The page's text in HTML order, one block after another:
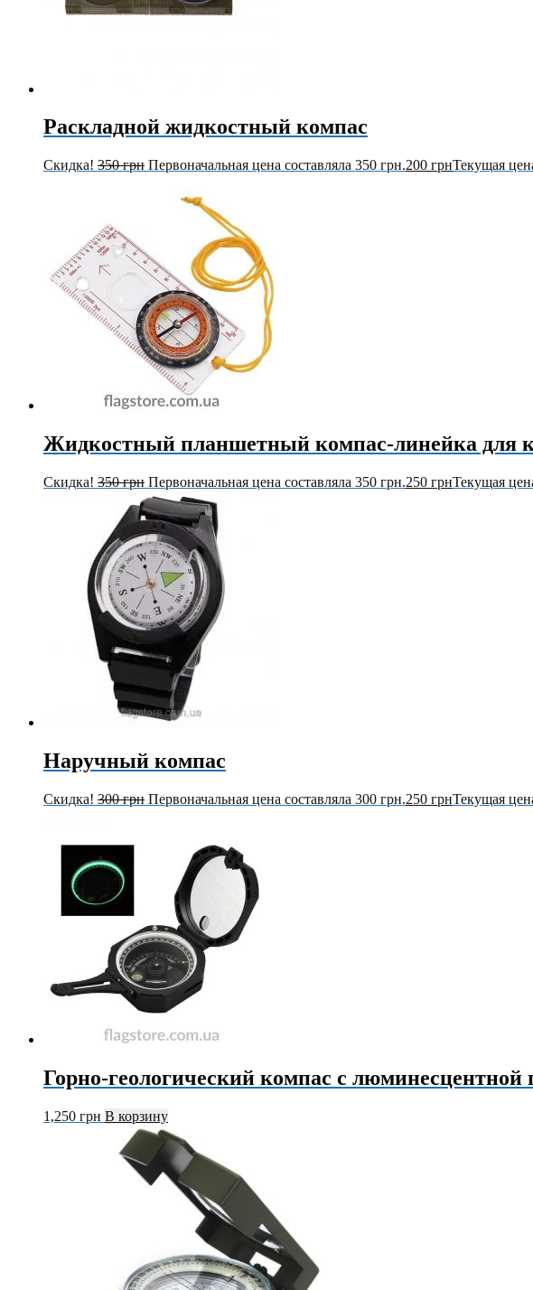
Раскладной жидкостный компас
Скидка! 350грн Первоначальная цена составляла 350 грн.200 грнТекущая
Жидкостный планшетный компас-линейка для
Скидка! 350грн Первоначальная цена составляла 350 грн.250 грнТекущая
Наручный компас
Скидка! 300грн Первоначальная цена составляла 300 грн.250 грнТекущая
Горно-геологический компас с
1,250 грн В корзину